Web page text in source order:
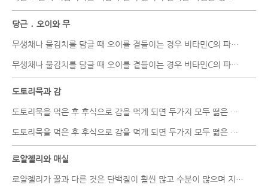
당근 ․ 오이와 무
무생채나 물김치를 담글 때 오이를 곁들이는 경우 비타민C의 파괴가 많..
무생채나 물김치를 담글 때 오이를 곁들이는 경우 비타민C의 파괴가 많..
도토리묵과 감
도토리묵을 먹은 후 후식으로 감을 먹게 되면 두가지 모두 떫은 맛의 ..
도토리묵을 먹은 후 후식으로 감을 먹게 되면 두가지 모두 떫은 맛의 ..
로얄젤리와 매실
로얄젤리가 꿀과 다른 것은 단백질이 훨씬 많고 수분이 많으며 지방산..